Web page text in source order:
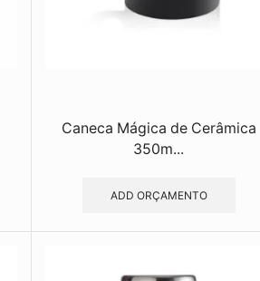
Caneca Mágica de Cerâmica
350m...
ADD ORÇAMENTO